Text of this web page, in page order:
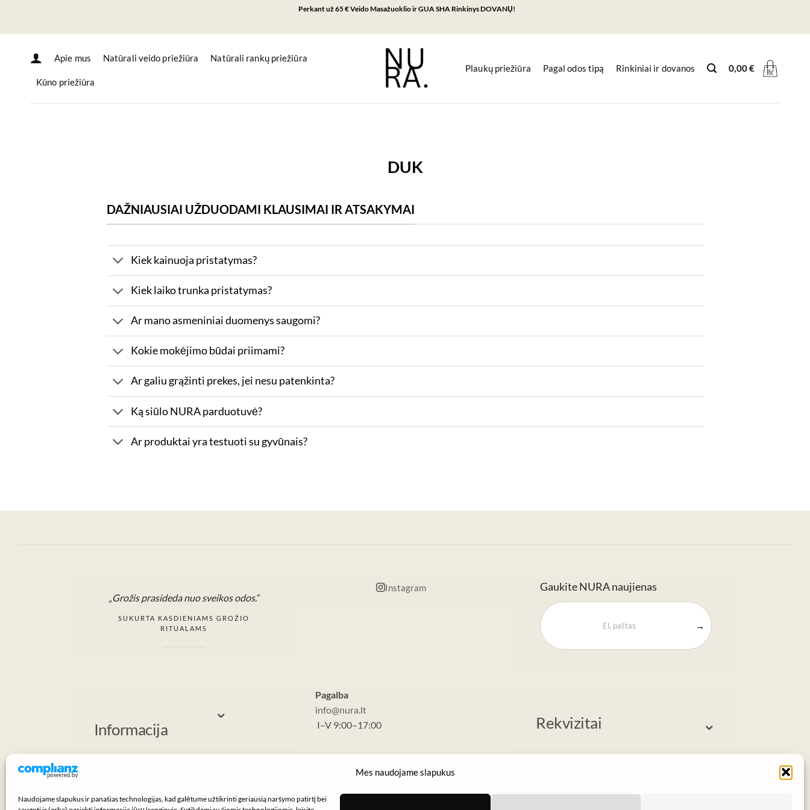
Mes naudojame slapukus
Naudojame slapukus ir panašias technologijas, kad galėtume užtikrinti geriausią naršymo patirtį bei
content
Perkant už 65 € Veido Masažuoklio ir GUA SHA Rinkinys DOVANŲ!
Apie mus Natūrali veido priežiūra Natūrali rankų priežiūra
Kūno priežiūra
Plaukų priežiūra Pagal odos tipą Rinkiniai ir dovanos 0,00€
DUK
DAŽNIAUSIAI UŽDUODAMI KLAUSIMAI IR ATSAKYMAI
Kiek kainuoja pristatymas?
Kiek laiko trunka pristatymas?
Ar mano asmeniniai duomenys saugomi?
Kokie mokėjimo būdai priimami?
Ar galiu grąžinti prekes, jei nesu patenkinta?
Ką siūlo NURA parduotuvė?
Ar produktai yra testuoti su gyvūnais?
„Grožis prasideda nuo sveikos odos.“
SUKURTA KASDIENIAMS GROŽIO
RITUALAMS
Instagram Gaukite NURA naujienas
→
Informacija
⌄
Pagalba
info@nura.lt
I–V 9:00–17:00
Rekvizitai ⌄